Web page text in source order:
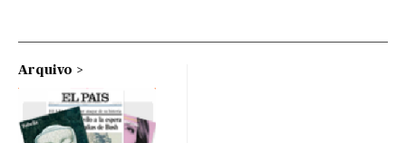
Arquivo